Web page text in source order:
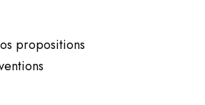
propositions